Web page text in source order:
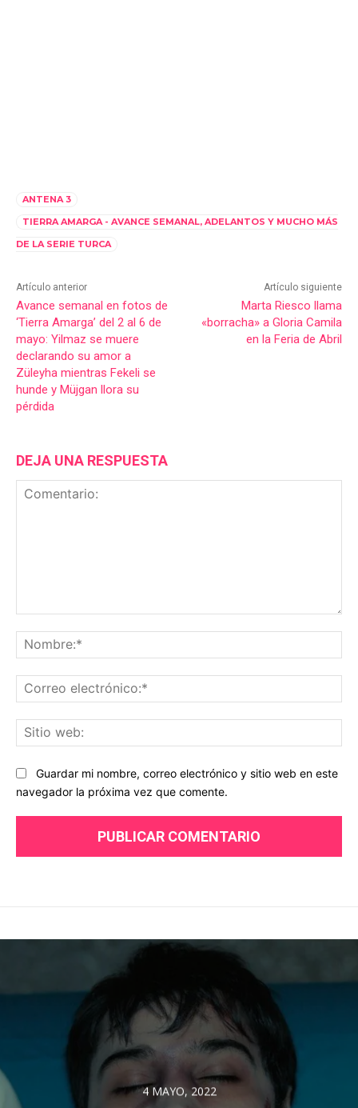
ANTENA 3
TIERRA AMARGA - AVANCE SEMANAL, ADELANTOS Y MUCHO MÁS
DE LA SERIE TURCA
Artículo anterior
Avance semanal en fotos de
‘Tierra Amarga’ del 2 al 6 de
mayo: Yilmaz se muere
declarando su amor a
Züleyha mientras Fekeli se
hunde y Müjgan llora su
pérdida
Artículo siguiente
Marta Riesco llama
«borracha» a Gloria Camila
en la Feria de Abril
DEJA UNA RESPUESTA
Guardar mi nombre, correo electrónico y sitio web en este
navegador la próxima vez que comente.